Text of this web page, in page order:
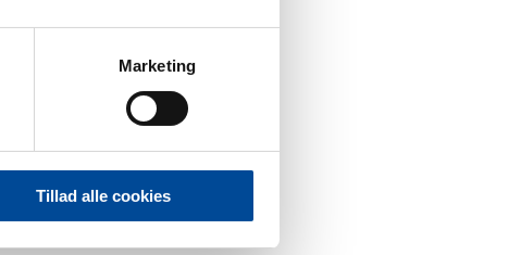
Marketing
Tillad alle cookies